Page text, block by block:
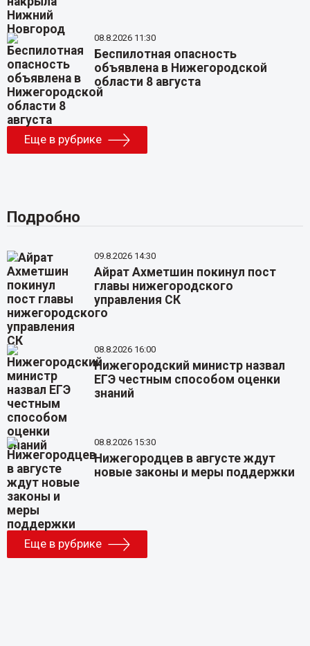
08.8.2026 11:30
Беспилотная опасность
объявлена в Нижегородской
области 8 августа
Еще в рубрике
Подробно
09.8.2026 14:30
Айрат Ахметшин покинул пост
главы нижегородского
управления СК
08.8.2026 16:00
Нижегородский министр назвал
ЕГЭ честным способом оценки
знаний
08.8.2026 15:30
Нижегородцев в августе ждут
новые законы и меры поддержки
Еще в рубрике